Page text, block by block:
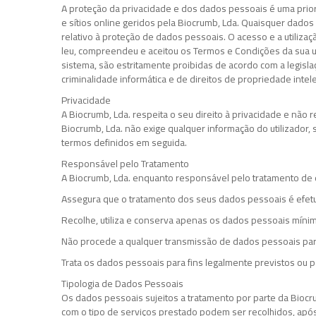
A proteção da privacidade e dos dados pessoais é uma
e sítios online geridos pela Biocrumb, Lda. Quaisquer
relativo à proteção de dados pessoais. O acesso e a
leu, compreendeu e aceitou os Termos e Condições da
sistema, são estritamente proibidas de acordo com a
criminalidade informática e de direitos de propriedade
Privacidade
A Biocrumb, Lda. respeita o seu direito à privacidade e
Biocrumb, Lda. não exige qualquer informação do
termos definidos em seguida.
Responsável pelo Tratamento
A Biocrumb, Lda. enquanto responsável pelo tratamento
Assegura que o tratamento dos seus dados pessoais é
Recolhe, utiliza e conserva apenas os dados pessoais
Não procede a qualquer transmissão de dados pessoais
Trata os dados pessoais para fins legalmente previstos ou
Tipologia de Dados Pessoais
Os dados pessoais sujeitos a tratamento por parte da
com o tipo de serviços prestado podem ser recolhidos,